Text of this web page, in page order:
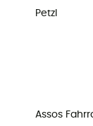
Petzl
Assos